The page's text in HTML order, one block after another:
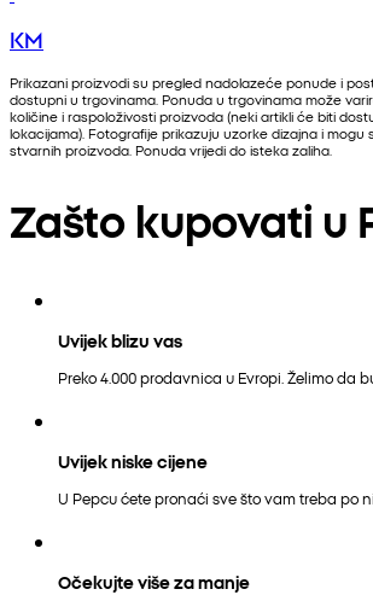
KM
Prikazani proizvodi su pregled nadolazeće ponude i
dostupni u trgovinama. Ponuda u trgovinama može
količine i raspoloživosti proizvoda (neki artikli će biti
lokacijama). Fotografije prikazuju uzorke dizajna i mogu
stvarnih proizvoda. Ponuda vrijedi do isteka zaliha.
Zašto kupovati u
Uvijek blizu vas
Preko 4.000 prodavnica u Evropi. Želimo da
Uvijek niske cijene
U Pepcu ćete pronaći sve što vam treba po
Očekujte više za manje